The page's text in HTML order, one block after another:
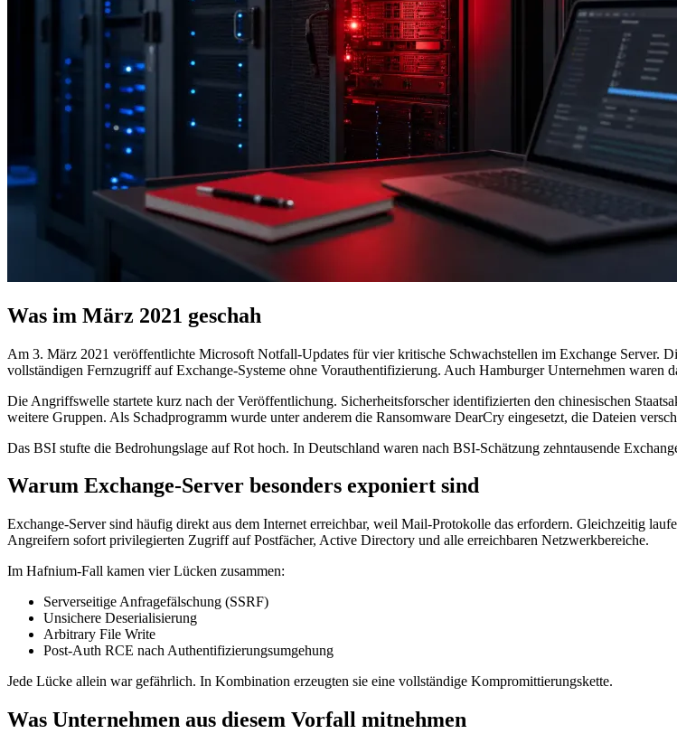
Was im März 2021 geschah
Am 3. März 2021 veröffentlichte Microsoft Notfall-Updates für vier kritische Schwachstellen im Exchange Server.
vollständigen Fernzugriff auf Exchange-Systeme ohne Vorauthentifizierung. Auch Hamburger Unternehmen waren
Die Angriffswelle startete kurz nach der Veröffentlichung. Sicherheitsforscher identifizierten den chinesischen
weitere Gruppen. Als Schadprogramm wurde unter anderem die Ransomware DearCry eingesetzt, die Dateien
Das BSI stufte die Bedrohungslage auf Rot hoch. In Deutschland waren nach BSI-Schätzung zehntausende
Warum Exchange-Server besonders exponiert sind
Exchange-Server sind häufig direkt aus dem Internet erreichbar, weil Mail-Protokolle das erfordern. Gleichzeitig
Angreifern sofort privilegierten Zugriff auf Postfächer, Active Directory und alle erreichbaren Netzwerkbereiche.
Im Hafnium-Fall kamen vier Lücken zusammen:
Serverseitige Anfragefälschung (SSRF)
Unsichere Deserialisierung
Arbitrary File Write
Post-Auth RCE nach Authentifizierungsumgehung
Jede Lücke allein war gefährlich. In Kombination erzeugten sie eine vollständige Kompromittierungskette.
Was Unternehmen aus diesem Vorfall mitnehmen